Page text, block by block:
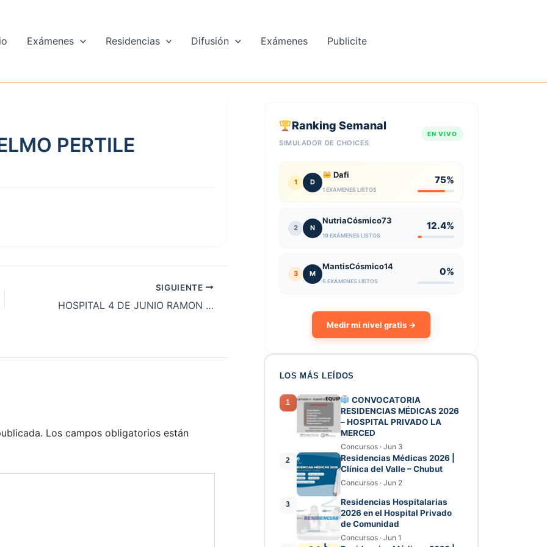
Exámenes Residencias Difusión Exámenes Publicite
PERTILE
SIGUIENTE
HOSPITAL 4 DE JUNIO RAMON CARRILLO
Los campos obligatorios están
Ranking Semanal
SIMULADOR DE CHOICES
EN VIVO
1 D
Dafi
1 EXÁMENES LISTOS
75%
2 N
NutriaCósmico73
19 EXÁMENES LISTOS
12.4%
3 M
MantisCósmico14
5 EXÁMENES LISTOS
0%
Medir mi nivel gratis →
LOS MÁS LEÍDOS
1
CONVOCATORIA
RESIDENCIAS MÉDICAS 2026
– HOSPITAL PRIVADO LA
MERCED
Concursos · Jun 3
2
Residencias Médicas 2026 |
Clínica del Valle – Chubut
Concursos · Jun 2
3
Residencias Hospitalarias
2026 en el Hospital Privado
de Comunidad
Concursos · Jun 1